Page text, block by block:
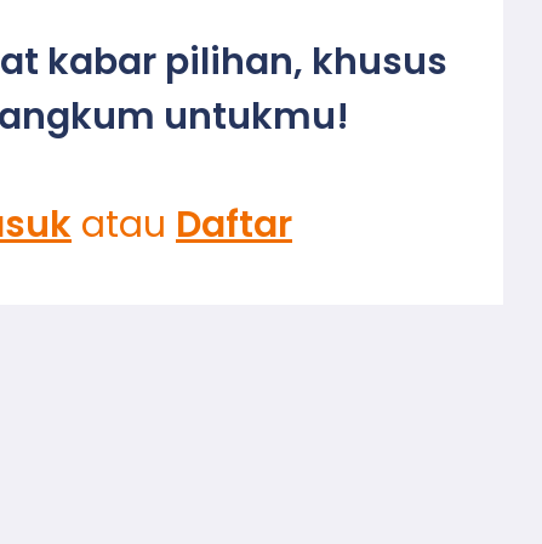
kabar pilihan, khusus
untukmu!
atau Daftar